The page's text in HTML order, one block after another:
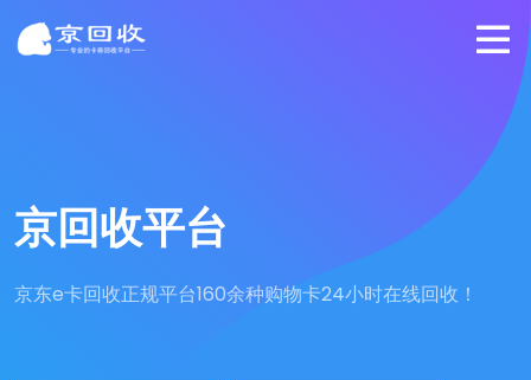
京回收平台
京东e卡回收正规平台160余种购物卡24小时在线回收！